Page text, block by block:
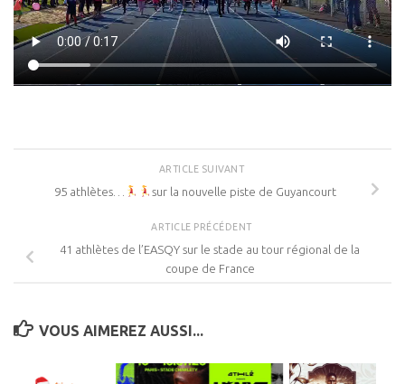
ARTICLE SUIVANT
95 athlètes… sur la nouvelle piste de Guyancourt
ARTICLE PRÉCÉDENT
41 athlètes de l’EASQY sur le stade au tour régional de la
coupe de France
VOUS AIMEREZ AUSSI...